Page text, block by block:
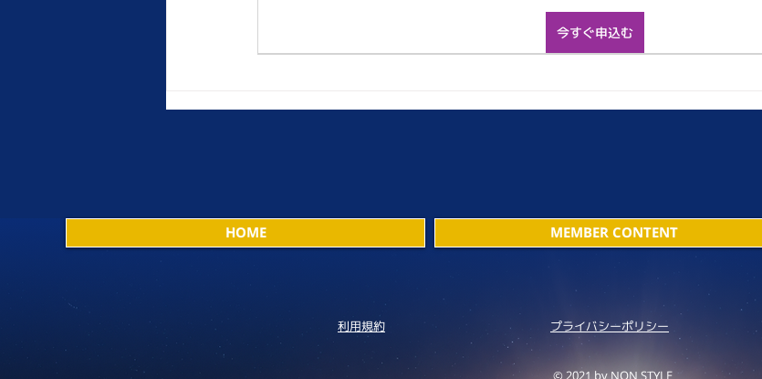
今すぐ申込む
HOME MEMBER CONTENT
利用規約 プライバシーポリシー
© 2021 by NON STYLE